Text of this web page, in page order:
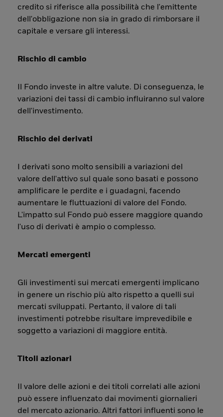
credito si riferisce alla possibilità che l'emittente
dell'obbligazione non sia in grado di rimborsare il
capitale e versare gli interessi.
Rischio di cambio
Il Fondo investe in altre valute. Di conseguenza, le
variazioni dei tassi di cambio influiranno sul valore
dell'investimento.
Rischio dei derivati
I derivati sono molto sensibili a variazioni del
valore dell'attivo sul quale sono basati e possono
amplificare le perdite e i guadagni, facendo
aumentare le fluttuazioni di valore del Fondo.
L'impatto sul Fondo può essere maggiore quando
l'uso di derivati è ampio o complesso.
Mercati emergenti
Gli investimenti sui mercati emergenti implicano
in genere un rischio più alto rispetto a quelli sui
mercati sviluppati. Pertanto, il valore di tali
investimenti potrebbe risultare imprevedibile e
soggetto a variazioni di maggiore entità.
Titoli azionari
Il valore delle azioni e dei titoli correlati alle azioni
può essere influenzato dai movimenti giornalieri
del mercato azionario. Altri fattori influenti sono le